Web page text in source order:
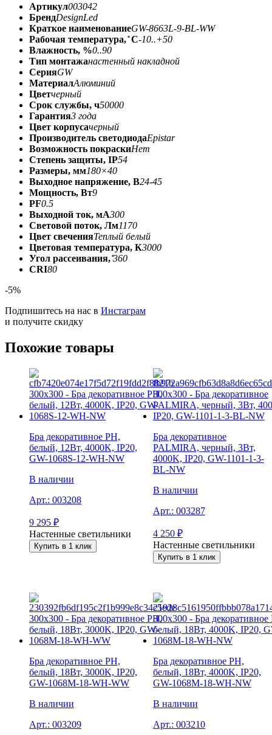
Артикул003042
БрендDesignLed
Краткое наименованиеGW-8663L-9-BL-WW
Рабочая температура, ̊ С-10..+50
Влажность, %0..90
Тип монтажанастенный накладной
СерияGW
МатериалАлюминий
Цветчерный
Срок службы, ч50000
Гарантия3 года
Цвет корпусачерный
Производитель светодиодаEpistar
Возможность покраскиНет
Степень защиты, IP54
Размеры, мм180×40
Выходное напряжение, В24-45
Мощность, Вт9
PF0.5
Выходной ток, мА300
Световой поток, Лм1170
Цвет свеченияТеплый белый
Цветовая температура, К3000
Угол рассеивания, ̊360
CRI80
-5%
Подпишитесь на нас в Инстаграм
и получите скидку
Похожие товары
Бра декоративное PH,
белый, 12Вт, 4000K, IP20,
GW-1068S-12-WH-NW
В наличии
Арт.: 003208
9 295 ₽
Настенные светильники
Купить в 1 клик
Бра декоративное
PALMIRA, черный, 3Вт,
4000K, IP20, GW-1101-1-3-
BL-NW
В наличии
Арт.: 003287
4 250 ₽
Настенные светильники
Купить в 1 клик
Бра декоративное PH,
белый, 18Вт, 3000K, IP20,
GW-1068M-18-WH-WW
В наличии
Арт.: 003209
Бра декоративное PH,
белый, 18Вт, 4000K, IP20,
GW-1068M-18-WH-NW
В наличии
Арт.: 003210